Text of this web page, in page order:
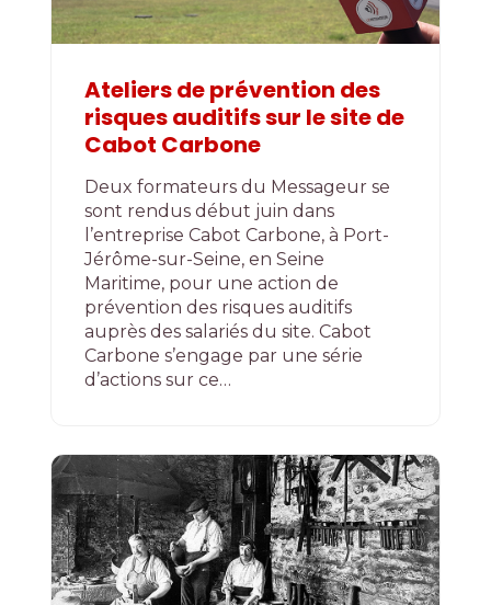
Ateliers de prévention des
risques auditifs sur le site de
Cabot Carbone
Deux formateurs du Messageur se
sont rendus début juin dans
l’entreprise Cabot Carbone, à Port-
Jérôme-sur-Seine, en Seine
Maritime, pour une action de
prévention des risques auditifs
auprès des salariés du site. Cabot
Carbone s’engage par une série
d’actions sur ce…